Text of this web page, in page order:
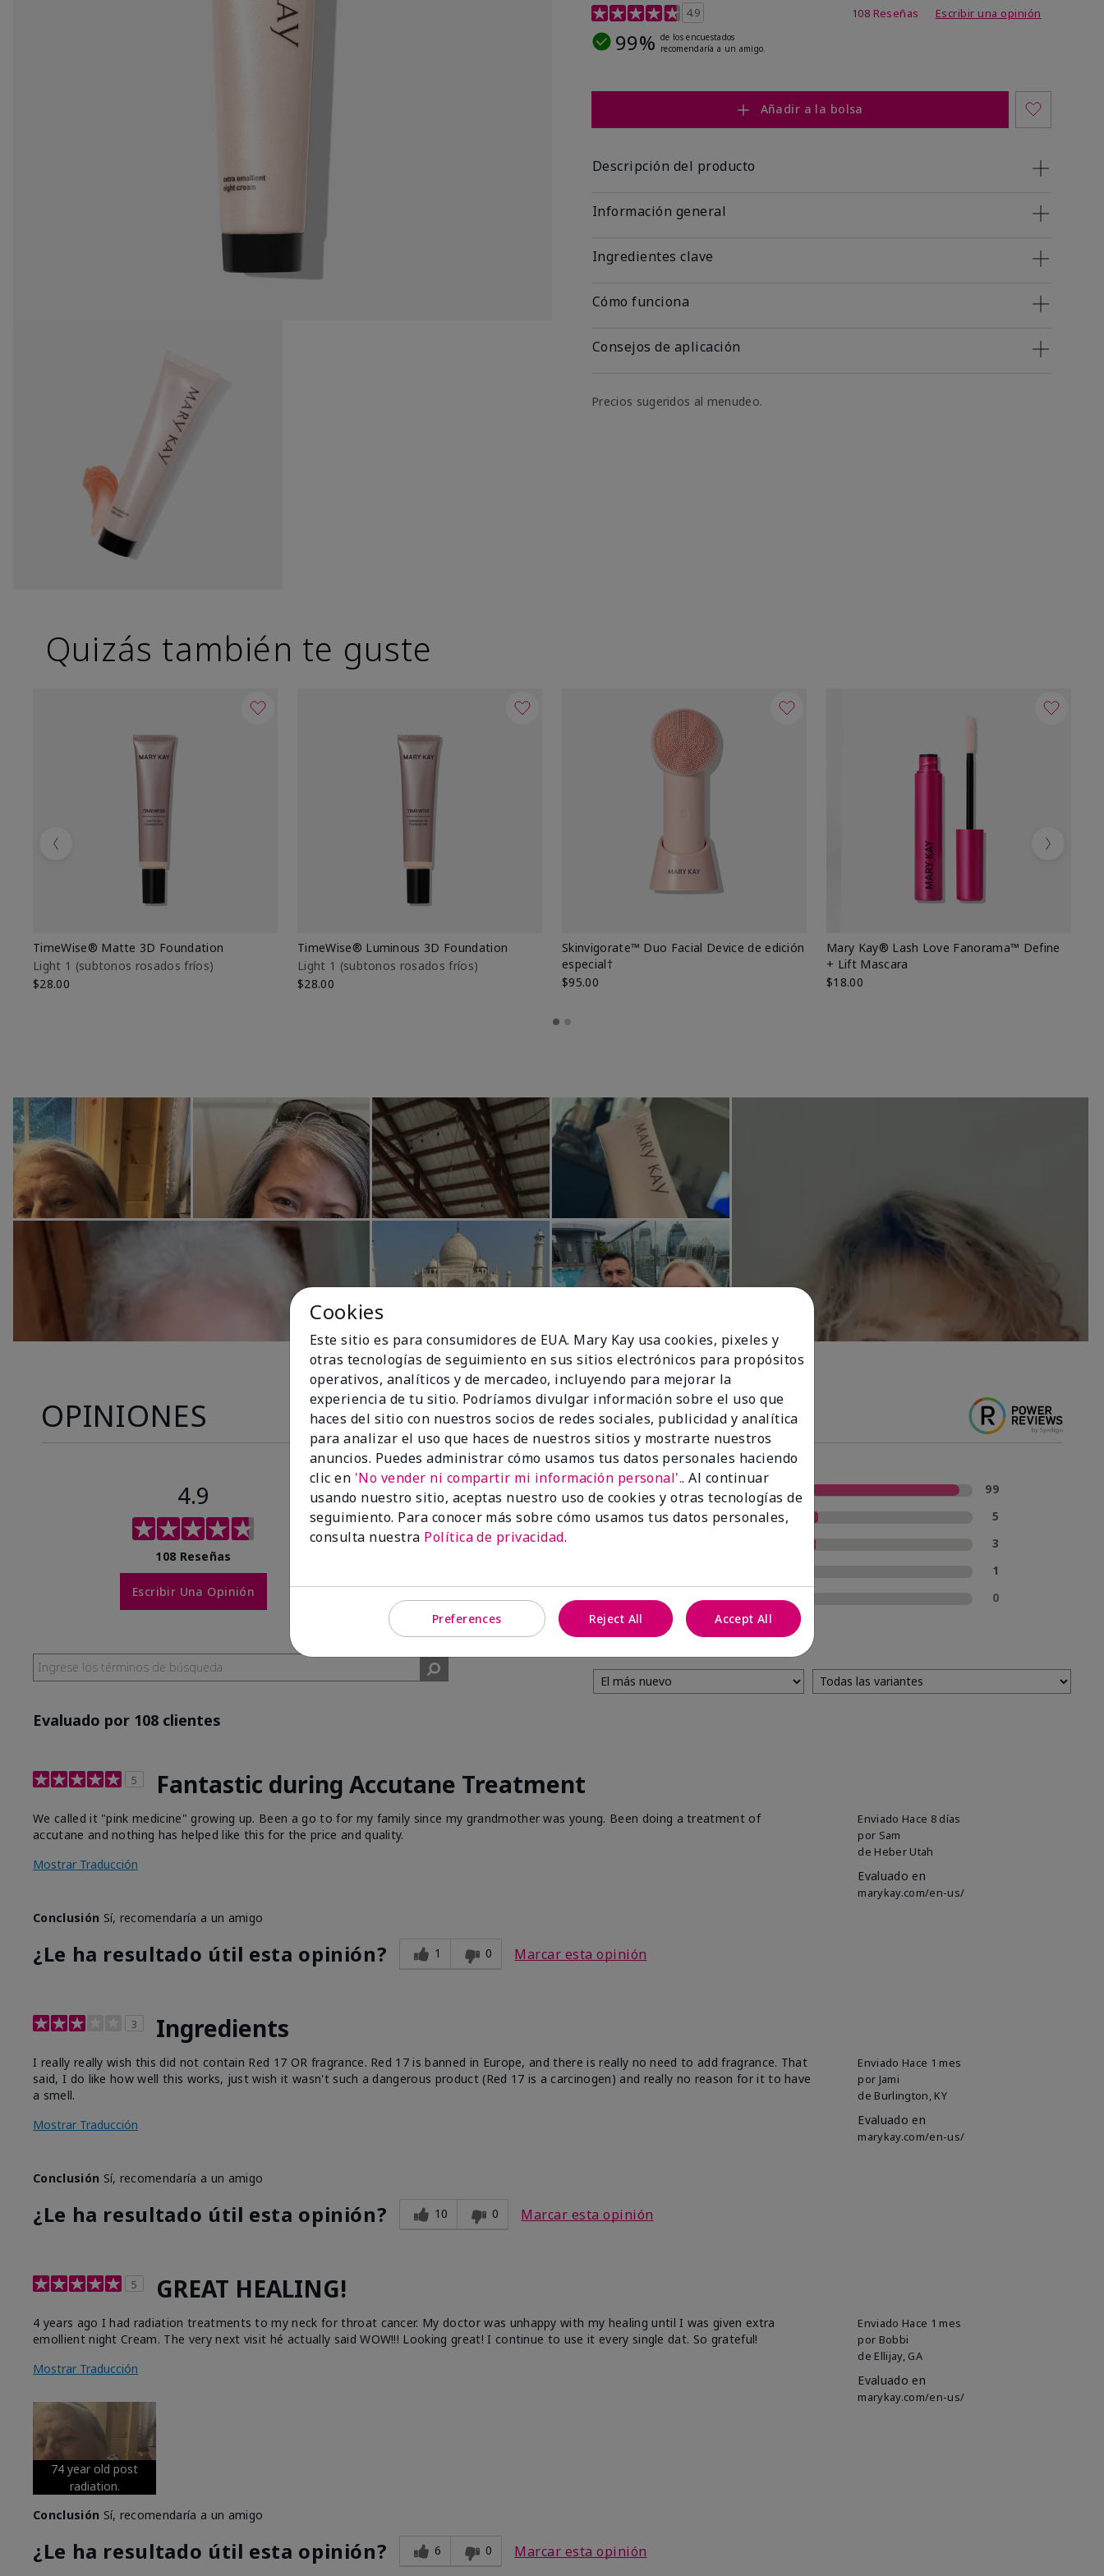
Calificación de clientes de 5 de 5
4.9 108 Reseñas Escribir una opinión
99% de los encuestados
recomendaría a un amigo.
Añadir a la bolsa
Descripción del producto
Información general
Ingredientes clave
Cómo funciona
Consejos de aplicación
Precios sugeridos al menudeo.
Quizás también te guste
TimeWise® Matte 3D Foundation
Light 1​ (subtonos rosados fríos)
$28.00
TimeWise® Luminous 3D Foundation
Light 1​ (subtonos rosados fríos)
$28.00
Skinvigorate™ Duo Facial Device de edición
especial†
$95.00
Mary Kay® Lash Love Fanorama™ Define
+ Lift Mascara
$18.00
Previous Next
OPINIONES
4.9
108 Reseñas
Escribir Una Opinión
99%
amigo.
99
4 estrellas
5
3
1
1 estrella
0
Evaluado por 108 clientes
5 Fantastic during Accutane Treatment
Enviado Hace 8 días
por Sam
de Heber Utah
Evaluado en
marykay.com/en-us/
We called it "pink medicine" growing up. Been a go to for my family since my grandmother was young. Been doing a treatment of
accutane and nothing has helped like this for the price and quality.
Mostrar Traducción
Conclusión Sí, recomendaría a un amigo
¿Le ha resultado útil esta opinión? 1 0 Marcar esta opinión
3 Ingredients
Enviado Hace 1 mes
por Jami
de Burlington, KY
Evaluado en
marykay.com/en-us/
I really really wish this did not contain Red 17 OR fragrance. Red 17 is banned in Europe, and there is really no need to add fragrance. That
said, I do like how well this works, just wish it wasn't such a dangerous product (Red 17 is a carcinogen) and really no reason for it to have
a smell.
Mostrar Traducción
Conclusión Sí, recomendaría a un amigo
¿Le ha resultado útil esta opinión? 10 0 Marcar esta opinión
5 GREAT HEALING!
Enviado Hace 1 mes
por Bobbi
de Ellijay, GA
Evaluado en
marykay.com/en-us/
4 years ago I had radiation treatments to my neck for throat cancer. My doctor was unhappy with my healing until I was given extra
emollient night Cream. The very next visit hé actually said WOW!!! Looking great! I continue to use it every single dat. So grateful!
Mostrar Traducción
74 year old post
radiation.
Conclusión Sí, recomendaría a un amigo
¿Le ha resultado útil esta opinión? 6 0 Marcar esta opinión
Cookies
Este sitio es para consumidores de EUA. Mary Kay usa cookies, pixeles y
otras tecnologías de seguimiento en sus sitios electrónicos para propósitos
operativos, analíticos y de mercadeo, incluyendo para mejorar la
experiencia de tu sitio. Podríamos divulgar información sobre el uso que
haces del sitio con nuestros socios de redes sociales, publicidad y analítica
para analizar el uso que haces de nuestros sitios y mostrarte nuestros
anuncios. Puedes administrar cómo usamos tus datos personales haciendo
clic en 'No vender ni compartir mi información personal'.. Al continuar
usando nuestro sitio, aceptas nuestro uso de cookies y otras tecnologías de
seguimiento. Para conocer más sobre cómo usamos tus datos personales,
consulta nuestra Política de privacidad.
Preferences Reject All Accept All